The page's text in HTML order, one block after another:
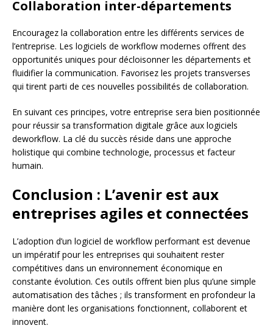
Collaboration inter-départements
Encouragez la collaboration entre les différents services de
l’entreprise. Les logiciels de workflow modernes offrent des
opportunités uniques pour décloisonner les départements et
fluidifier la communication. Favorisez les projets transverses
qui tirent parti de ces nouvelles possibilités de collaboration.
En suivant ces principes, votre entreprise sera bien positionnée
pour réussir sa transformation digitale grâce aux logiciels
deworkflow. La clé du succès réside dans une approche
holistique qui combine technologie, processus et facteur
humain.
Conclusion : L’avenir est aux
entreprises agiles et connectées
L’adoption d’un logiciel de workflow performant est devenue
un impératif pour les entreprises qui souhaitent rester
compétitives dans un environnement économique en
constante évolution. Ces outils offrent bien plus qu’une simple
automatisation des tâches ; ils transforment en profondeur la
manière dont les organisations fonctionnent, collaborent et
innovent.